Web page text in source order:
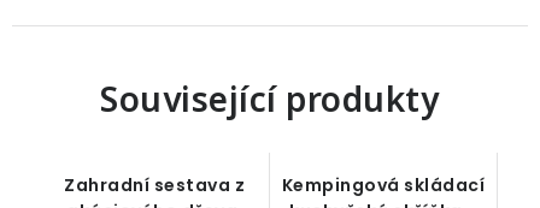
Související produkty
Zahradní sestava z
Kempingová skládací